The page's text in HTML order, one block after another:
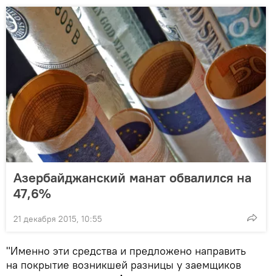
Азербайджанский манат обвалился на
47,6%
21 декабря 2015, 10:55
"Именно эти средства и предложено направить
на покрытие возникшей разницы у заемщиков